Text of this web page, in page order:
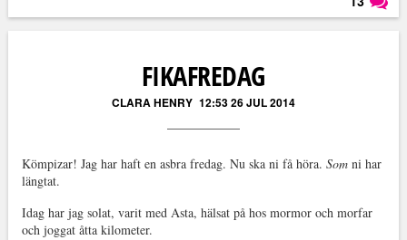
FIKAFREDAG
CLARA HENRY 12:53 26 JUL 2014
Kömpizar! Jag har haft en asbra fredag. Nu ska ni få höra. Somni har
längtat.
Idag har jag solat, varit med Asta, hälsat på hos mormor och morfar
och joggat åtta kilometer.